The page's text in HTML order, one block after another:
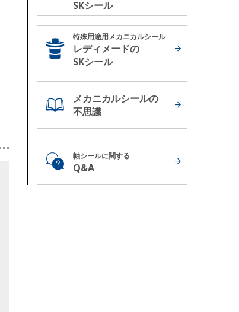
SKシール
特殊用途用メカニカルシール
レディメードの
SKシール
メカニカルシールの
不思議
軸シールに関する
Q&A